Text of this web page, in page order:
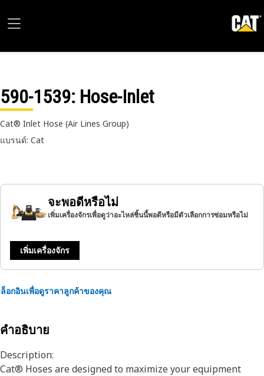
590-1539: Hose-Inlet
Cat® Inlet Hose (Air Lines Group)
แบรนด์: Cat
จะพอดีหรือไม่
เพิ่มเครื่องจักรเพื่อดูว่าอะไหล่ชิ้นนี้พอดีหรือมีตัวเลือกการซ่อมหรือไม่
เพิ่มเครื่องจักร
ล็อกอินเพื่อดูราคาลูกค้าของคุณ
คำอธิบาย
Description:
Cat® Hoses are designed to maximize your equipment